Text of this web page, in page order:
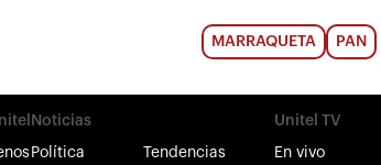
MARRAQUETA PAN
Noticias
Política Tendencias
Unitel TV
En vivo